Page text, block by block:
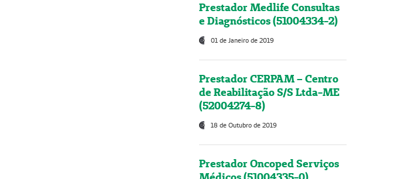
Prestador Medlife Consultas
e Diagnósticos (51004334-2)
01 de Janeiro de 2019
Prestador CERPAM – Centro
de Reabilitação S/S Ltda-ME
(52004274-8)
18 de Outubro de 2019
Prestador Oncoped Serviços